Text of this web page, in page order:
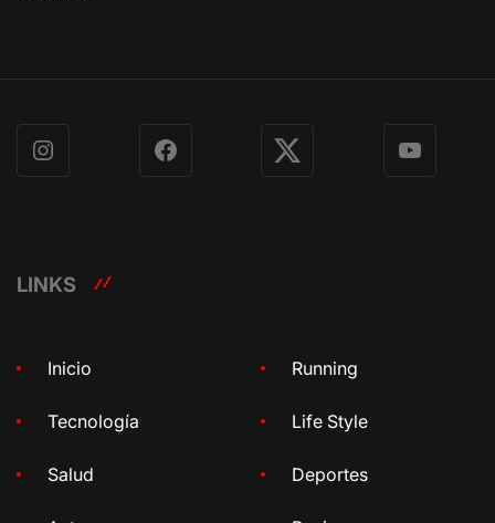
Instagram Facebook X YouTube
LINKS
Inicio Running
Tecnología Life Style
Salud Deportes